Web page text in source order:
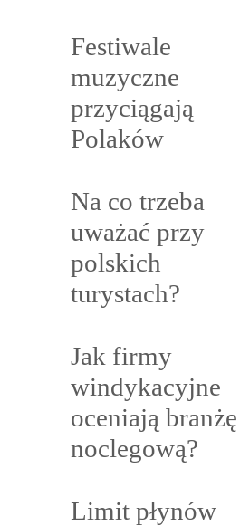
Festiwale
muzyczne
przyciągają
Polaków
Na co trzeba
uważać przy
polskich
turystach?
Jak firmy
windykacyjne
oceniają branżę
noclegową?
Limit płynów